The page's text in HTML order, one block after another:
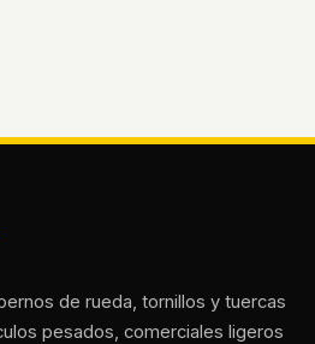
de rueda, tornillos y tuercas
pesados, comerciales ligeros